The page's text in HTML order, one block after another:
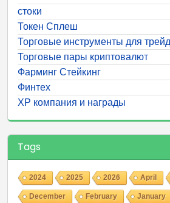
стоки
Токен Сплеш
Торговые инструменты для
Торговые пары криптовалют
Фарминг Стейкинг
Финтех
ХР компания и награды
Tags
2024 2025 2026 April
December February January